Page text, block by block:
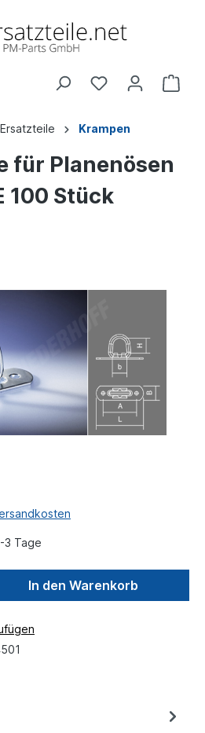
Krampen
für Planenösen
100 Stück
3 Tage
In den Warenkorb